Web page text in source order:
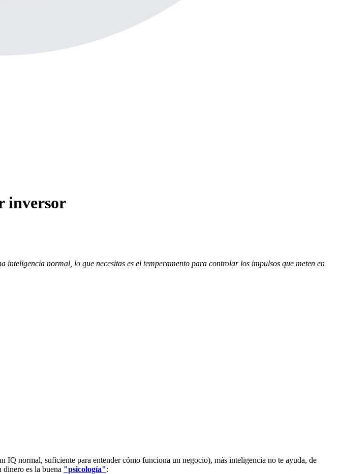
inversor
normal, lo que necesitas es el temperamento para controlar los impulsos que meten en
normal, suficiente para entender cómo funciona un negocio), más inteligencia no te ayuda, de
es la buena "psicología":